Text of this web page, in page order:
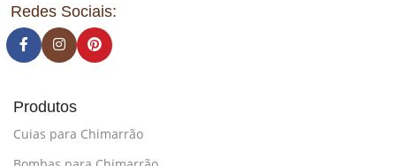
Redes Sociais:
Produtos
Cuias para Chimarrão